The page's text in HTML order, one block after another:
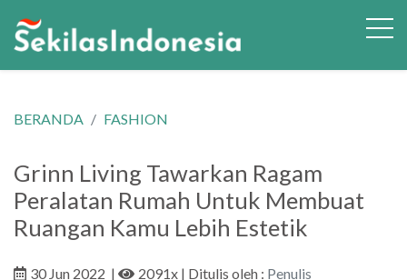
BERANDA FASHION
Grinn Living Tawarkan Ragam
Peralatan Rumah Untuk Membuat
Ruangan Kamu Lebih Estetik
30 Jun 2022 | 2091x | Ditulis oleh : Penulis